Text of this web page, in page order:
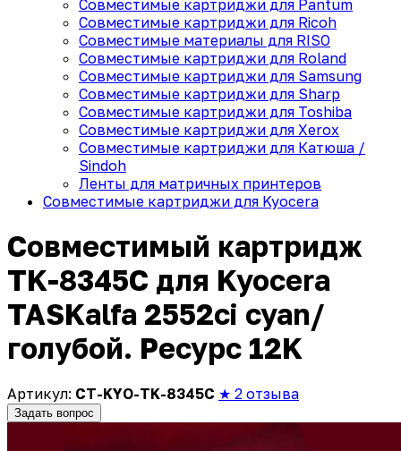
Совместимые картриджи для Pantum
Совместимые картриджи для Ricoh
Совместимые материалы для RISO
Совместимые картриджи для Roland
Совместимые картриджи для Samsung
Совместимые картриджи для Sharp
Совместимые картриджи для Toshiba
Совместимые картриджи для Xerox
Совместимые картриджи для Катюша /
Sindoh
Ленты для матричных принтеров
Совместимые картриджи для Kyocera
Совместимый картридж
TK-8345С для Kyocera
TASKalfa 2552ci cyan/
голубой. Ресурс 12K
Артикул: CT-KYO-TK-8345C ★ 2 отзыва
Задать вопрос